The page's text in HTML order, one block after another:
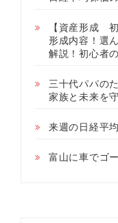
【資産形成
形成内容！選
解説！初心者
三十代パパの
家族と未来を
来週の日経平
富山に車でゴ